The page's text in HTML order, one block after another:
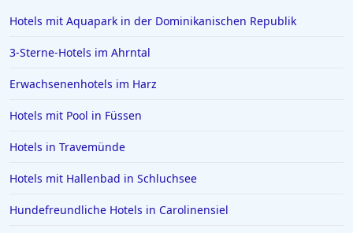
Hotels in Essen
Hotels in Griechenland
Hotels in Greifswald
Hotels mit Aquapark in der Dominikanischen Republik
3-Sterne-Hotels im Ahrntal
Erwachsenenhotels im Harz
Hotels mit Pool in Füssen
Hotels in Travemünde
Hotels mit Hallenbad in Schluchsee
Hundefreundliche Hotels in Carolinensiel